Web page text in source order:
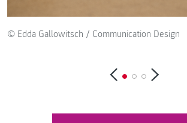
© Edda Gallowitsch / Communication Design